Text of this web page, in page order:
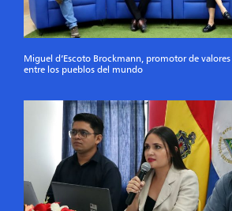
Miguel d’Escoto Brockmann, promotor de
entre los pueblos del mundo